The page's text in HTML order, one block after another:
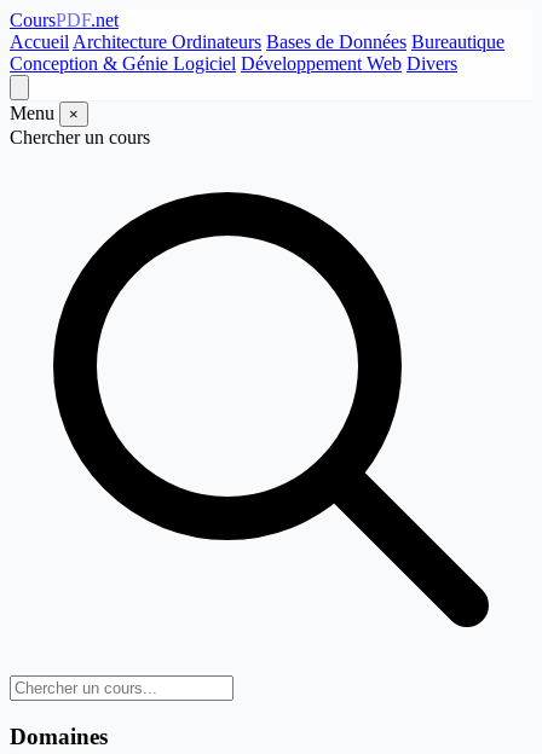
CoursPDF.net
Accueil Architecture Ordinateurs Bases de Données Bureautique
Conception & Génie Logiciel Développement Web Divers
Menu ×
Chercher un cours
Domaines